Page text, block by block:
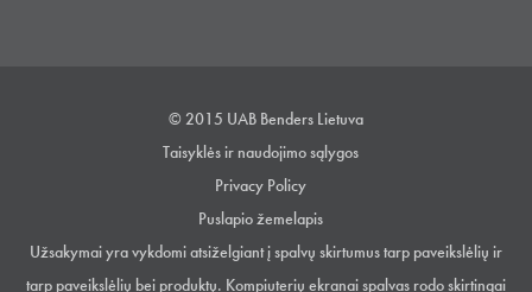
© 2015 UAB Benders Lietuva
Taisyklės ir naudojimo sąlygos
Privacy Policy
Puslapio žemelapis
Užsakymai yra vykdomi atsiželgiant į spalvų skirtumus tarp paveikslėlių ir
tarp paveikslėlių bei produktų. Kompiuterių ekranai spalvas rodo skirtingai